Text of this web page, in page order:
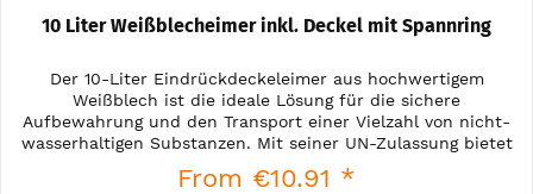
10 Liter Weißblecheimer inkl. Deckel mit Spannring
Der 10-Liter Eindrückdeckeleimer aus hochwertigem
Weißblech ist die ideale Lösung für die sichere
Aufbewahrung und den Transport einer Vielzahl von nicht-
wasserhaltigen Substanzen. Mit seiner UN-Zulassung bietet
dieser Eimer höchste...
From €10.91 *